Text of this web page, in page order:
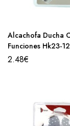
Alcachofa Ducha
Funciones Hk23-
2.48€